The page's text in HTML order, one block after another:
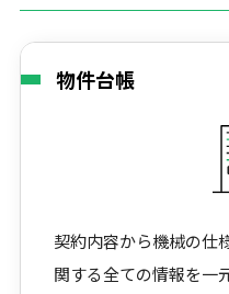
物件台帳
契約内容から機械の仕
関する全ての情報を一